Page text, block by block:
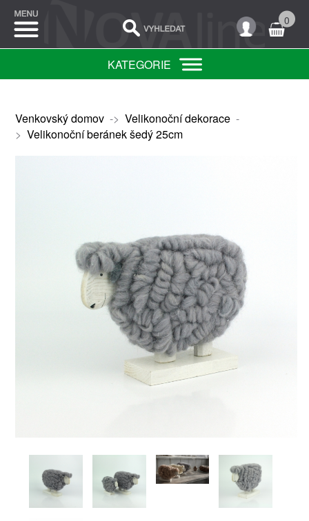
0
KATEGORIE
Venkovský domov-> Velikonoční dekorace-
> Velikonoční beránek šedý 25cm